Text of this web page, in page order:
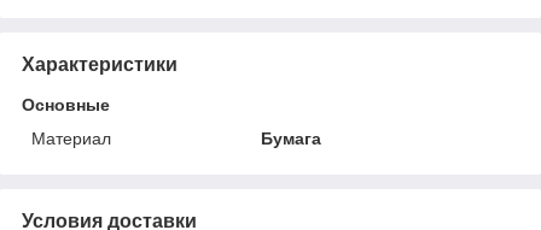
Характеристики
Основные
Материал
Бумага
Условия доставки